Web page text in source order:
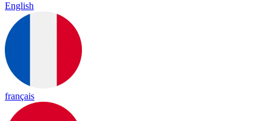
English
français